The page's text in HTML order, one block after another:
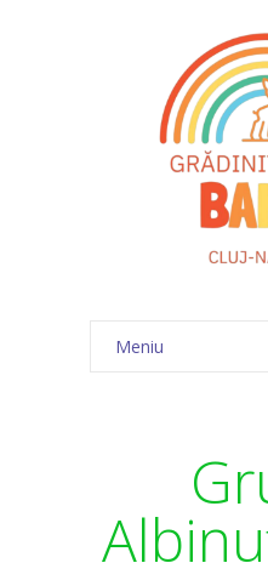
Meniu
-- Personalul